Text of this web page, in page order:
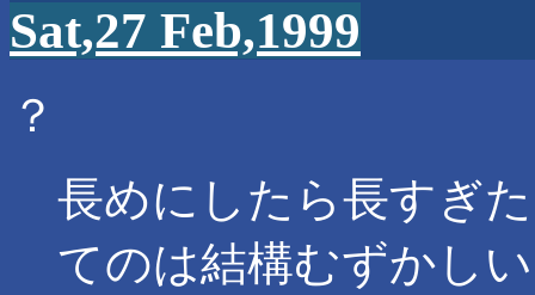
Sat,27 Feb,1999
？
長めにしたら長すぎ
てのは結構むずかし